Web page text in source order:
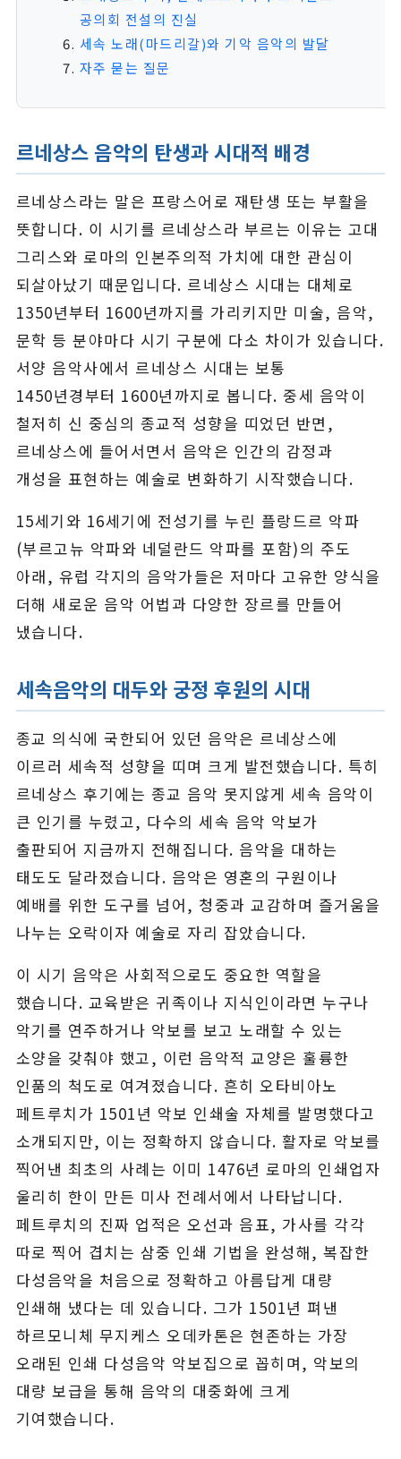
공의회 전설의 진실
세속 노래(마드리갈)와 기악 음악의 발달
자주 묻는 질문
르네상스 음악의 탄생과 시대적 배경
르네상스라는 말은 프랑스어로 재탄생 또는 부활을
뜻합니다. 이 시기를 르네상스라 부르는 이유는 고대
그리스와 로마의 인본주의적 가치에 대한 관심이
되살아났기 때문입니다. 르네상스 시대는 대체로
1350년부터 1600년까지를 가리키지만 미술, 음악,
문학 등 분야마다 시기 구분에 다소 차이가 있습니다.
서양 음악사에서 르네상스 시대는 보통
1450년경부터 1600년까지로 봅니다. 중세 음악이
철저히 신 중심의 종교적 성향을 띠었던 반면,
르네상스에 들어서면서 음악은 인간의 감정과
개성을 표현하는 예술로 변화하기 시작했습니다.
15세기와 16세기에 전성기를 누린 플랑드르 악파
(부르고뉴 악파와 네덜란드 악파를 포함)의 주도
아래, 유럽 각지의 음악가들은 저마다 고유한 양식을
더해 새로운 음악 어법과 다양한 장르를 만들어
냈습니다.
세속음악의 대두와 궁정 후원의 시대
종교 의식에 국한되어 있던 음악은 르네상스에
이르러 세속적 성향을 띠며 크게 발전했습니다. 특히
르네상스 후기에는 종교 음악 못지않게 세속 음악이
큰 인기를 누렸고, 다수의 세속 음악 악보가
출판되어 지금까지 전해집니다. 음악을 대하는
태도도 달라졌습니다. 음악은 영혼의 구원이나
예배를 위한 도구를 넘어, 청중과 교감하며 즐거움을
나누는 오락이자 예술로 자리 잡았습니다.
이 시기 음악은 사회적으로도 중요한 역할을
했습니다. 교육받은 귀족이나 지식인이라면 누구나
악기를 연주하거나 악보를 보고 노래할 수 있는
소양을 갖춰야 했고, 이런 음악적 교양은 훌륭한
인품의 척도로 여겨졌습니다. 흔히 오타비아노
페트루치가 1501년 악보 인쇄술 자체를 발명했다고
소개되지만, 이는 정확하지 않습니다. 활자로 악보를
찍어낸 최초의 사례는 이미 1476년 로마의 인쇄업자
울리히 한이 만든 미사 전례서에서 나타납니다.
페트루치의 진짜 업적은 오선과 음표, 가사를 각각
따로 찍어 겹치는 삼중 인쇄 기법을 완성해, 복잡한
다성음악을 처음으로 정확하고 아름답게 대량
인쇄해 냈다는 데 있습니다. 그가 1501년 펴낸
하르모니체 무지케스 오데카톤은 현존하는 가장
오래된 인쇄 다성음악 악보집으로 꼽히며, 악보의
대량 보급을 통해 음악의 대중화에 크게
기여했습니다.